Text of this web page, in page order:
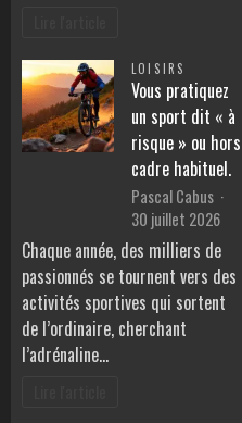
LOISIRS
Vous pratiquez
un sport dit « à
risque » ou hors
cadre habituel.
Pascal Cabus
30 juillet 2026
Chaque année, des milliers de
passionnés se tournent vers des
activités sportives qui sortent
de l’ordinaire, cherchant
l’adrénaline…